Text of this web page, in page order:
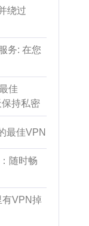
绕过
务: 在您
佳
持私密
最佳VPN
随时畅
有VPN掉